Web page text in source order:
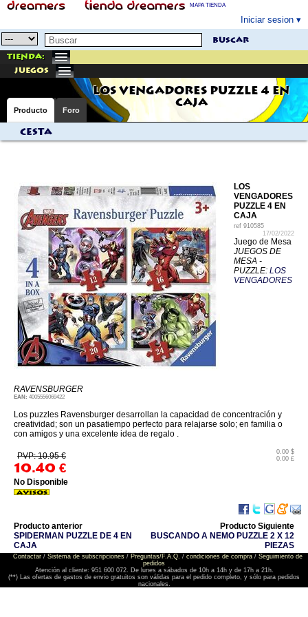
MAPA TIENDA
Iniciar sesion
buscar
Tienda:
juegos
LOS VENGADORES PUZZLE 4 EN
CAJA
Producto Foro
Cesta
LOS
VENGADORES
PUZZLE 4 EN
CAJA
ref 910585
17/02/2022
Juego de Mesa
JUEGOS DE
MESA -
PUZZLE: LOS
VENGADORES
RAVENSBURGER
EAN: 4005556069422
Los puzzles Ravensburger desarrollan la capacidad de concentración y
creatividad; son un pasatiempo perfecto para relajarse solo; en familia o
con amigos y una excelente idea de regalo .
PVP: 10.95 €
10.40 €
0.00 $
0.00 £
No Disponible
Producto anterior
SPIDERMAN PUZZLE DE 4 EN
CAJA
Producto Siguiente
BUSCANDO A NEMO PUZZLE 2 X 12
PIEZAS
Contactar/ Sistema de subscripciones/ Preguntas/F.A.Q. / condiciones de compra/ Seguimiento de
pedidos
Atención al cliente: 951 600 072. De lunes a sábados de 10h a 14h y de 17h a 21h.
(**) Las ofertas de gastos de envio gratuitos son válidas para el pedido completo, y sólo para pedidos
nacionales.